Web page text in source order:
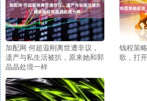
加配网 何超蕸刚离世遭非议，
遗产与私生活被扒，原来她和郭
晶晶处境一样
钱程策
歌，打